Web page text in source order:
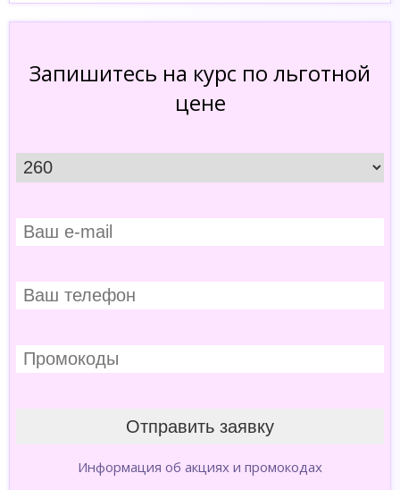
Запишитесь на курс по льготной
цене
Информация об акциях и промокодах